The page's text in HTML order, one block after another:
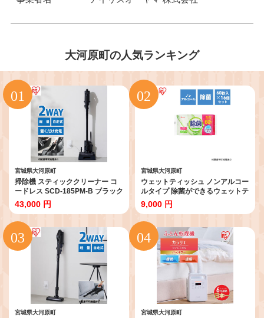
大河原町の人気ランキング
宮城県大河原町
掃除機 スティッククリーナー コ
ードレス SCD-185PM-B ブラック
アイリスオーヤマ 家電 コードレ
ス掃除機 充電式サイクロンスティ
ッククリーナー サイクロン スタ
ンド 自走式 充電式 2way スティ
ック ハンディ スティック掃除機
宮城県 大河原町
43,000 円
宮城県大河原町
ウェットティッシュ ノンアルコー
ルタイプ 除菌ができるウェットテ
ィッシュ WTS-60N8P 60枚入
×16P アイリスオーヤマ 除菌シー
ト 除菌ウェットティッシュ 介護
用品 アウトドア キャンプ ピクニ
ック 外出 お出かけ
9,000 円
宮城県大河原町 宮城県大河原町